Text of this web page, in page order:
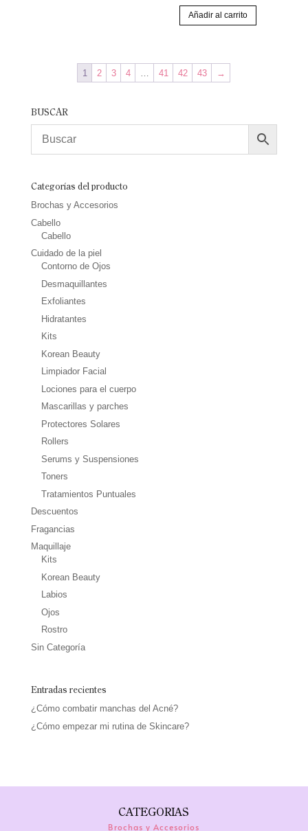
$32.00
Las
opciones
en
Añadir al carrito
1 2 3 4 41 42 43 →
BUSCAR
Categorías del producto
Brochas y Accesorios
Cabello
Cabello
Cuidado de la piel
Contorno de Ojos
Desmaquillantes
Exfoliantes
Hidratantes
Kits
Korean Beauty
Limpiador Facial
Lociones para el cuerpo
Mascarillas y parches
Protectores Solares
Rollers
Serums y Suspensiones
Toners
Tratamientos Puntuales
Descuentos
Fragancias
Maquillaje
Kits
Korean Beauty
Labios
Ojos
Rostro
Sin Categoría
Entradas recientes
¿Cómo combatir manchas del Acné?
¿Cómo empezar mi rutina de Skincare?
CATEGORIAS
Brochas y Accesorios